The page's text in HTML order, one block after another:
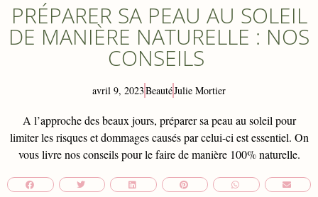
PRÉPARER SA PEAU AU SOLEIL
DE MANIÈRE NATURELLE : NOS
CONSEILS
avril 9, 2023BeautéJulie Mortier
A l’approche des beaux jours, préparer sa peau au soleil pour
limiter les risques et dommages causés par celui-ci est essentiel. On
vous livre nos conseils pour le faire de manière 100% naturelle.